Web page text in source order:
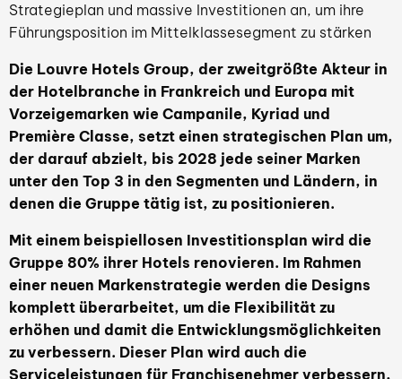
Strategieplan und massive Investitionen an, um ihre
Führungsposition im Mittelklassesegment zu stärken
Die Louvre Hotels Group, der zweitgrößte Akteur in
der Hotelbranche in Frankreich und Europa mit
Vorzeigemarken wie Campanile, Kyriad und
Première Classe, setzt einen strategischen Plan um,
der darauf abzielt, bis 2028 jede seiner Marken
unter den Top 3 in den Segmenten und Ländern, in
denen die Gruppe tätig ist, zu positionieren.
Mit einem beispiellosen Investitionsplan wird die
Gruppe 80% ihrer Hotels renovieren. Im Rahmen
einer neuen Markenstrategie werden die Designs
komplett überarbeitet, um die Flexibilität zu
erhöhen und damit die Entwicklungsmöglichkeiten
zu verbessern. Dieser Plan wird auch die
Serviceleistungen für Franchisenehmer verbessern,